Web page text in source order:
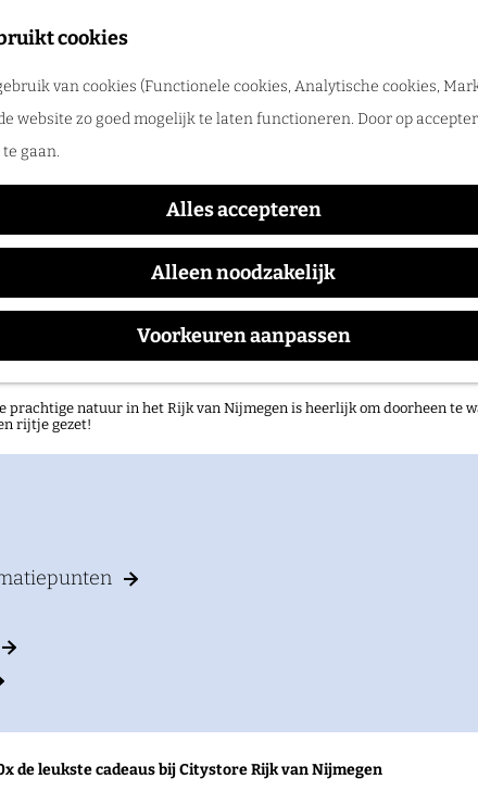
cookies
van cookies (Functionele cookies, Analytische cookies,
website zo goed mogelijk te laten functioneren. Door op
gaan.
Alles accepteren
Alleen noodzakelijk
Voorkeuren aanpassen
Nijmegen samen met een gids. Ga samen op pad en ontdek
in het Rijk van Nijmegen
prachtige natuur in het Rijk van Nijmegen is heerlijk om doorheen te
rijtje gezet!
de leukste cadeaus bij Citystore Rijk van Nijmegen
I Watch You From Afar +
Doornroosje Poppodium
dinsdag 20 oktober